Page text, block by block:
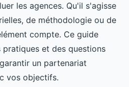
les agences. Qu'il s'agisse
de méthodologie ou de
compte. Ce guide
et des questions
un partenariat
vos objectifs.